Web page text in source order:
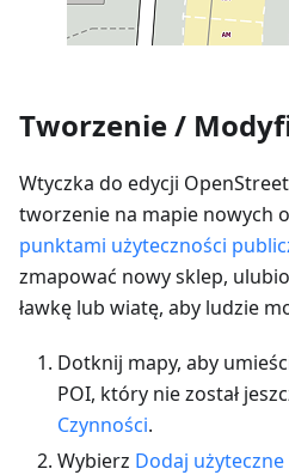
Tworzenie /
Wtyczka do edycji
tworzenie na mapie nowych
punktami użyteczności
zmapować nowy sklep,
ławkę lub wiatę, aby ludzie
Dotknij mapy, aby
POI, który nie został
Czynności.
Wybierz Dodaj